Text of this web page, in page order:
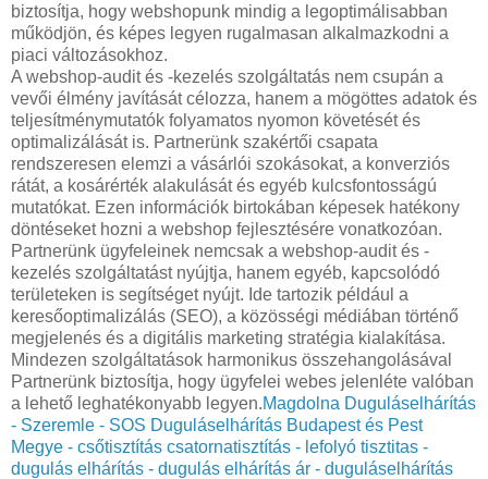
biztosítja, hogy webshopunk mindig a legoptimálisabban
működjön, és képes legyen rugalmasan alkalmazkodni a
piaci változásokhoz.
A webshop-audit és -kezelés szolgáltatás nem csupán a
vevői élmény javítását célozza, hanem a mögöttes adatok és
teljesítménymutatók folyamatos nyomon követését és
optimalizálását is. Partnerünk szakértői csapata
rendszeresen elemzi a vásárlói szokásokat, a konverziós
rátát, a kosárérték alakulását és egyéb kulcsfontosságú
mutatókat. Ezen információk birtokában képesek hatékony
döntéseket hozni a webshop fejlesztésére vonatkozóan.
Partnerünk ügyfeleinek nemcsak a webshop-audit és -
kezelés szolgáltatást nyújtja, hanem egyéb, kapcsolódó
területeken is segítséget nyújt. Ide tartozik például a
keresőoptimalizálás (SEO), a közösségi médiában történő
megjelenés és a digitális marketing stratégia kialakítása.
Mindezen szolgáltatások harmonikus összehangolásával
Partnerünk biztosítja, hogy ügyfelei webes jelenléte valóban
a lehető leghatékonyabb legyen.Magdolna Duguláselhárítás
- Szeremle - SOS Duguláselhárítás Budapest és Pest
Megye - csőtisztítás csatornatisztítás - lefolyó tisztitas -
dugulás elhárítás - dugulás elhárítás ár - duguláselhárítás